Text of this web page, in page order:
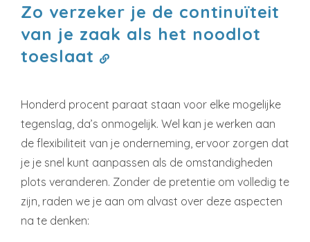
Zo verzeker je de continuïteit
van je zaak als het noodlot
toeslaat
Honderd procent paraat staan voor elke mogelijke
tegenslag, da’s onmogelijk. Wel kan je werken aan
de flexibiliteit van je onderneming, ervoor zorgen dat
je je snel kunt aanpassen als de omstandigheden
plots veranderen. Zonder de pretentie om volledig te
zijn, raden we je aan om alvast over deze aspecten
na te denken: